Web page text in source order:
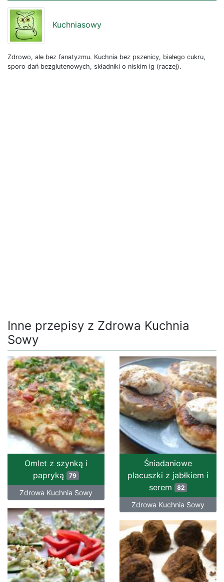
Kuchniasowy
Zdrowo, ale bez fanatyzmu. Kuchnia bez pszenicy, białego cukru,
sporo dań bezglutenowych, składniki o niskim ig (raczej).
Inne przepisy z Zdrowa Kuchnia
Sowy
Omlet z szynką i
papryką 79
Zdrowa Kuchnia Sowy
Śniadaniowe
placuszki z jabłkiem i
serem
82
Zdrowa Kuchnia Sowy